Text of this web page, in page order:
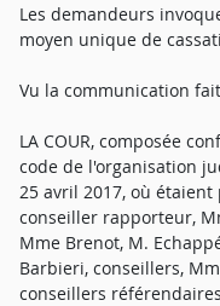
Les demandeurs
moyen unique de
Vu la communication
LA COUR, composée
code de l'organisation
25 avril 2017, où
conseiller rapporteur,
Mme Brenot, M.
Barbieri, conseillers,
conseillers